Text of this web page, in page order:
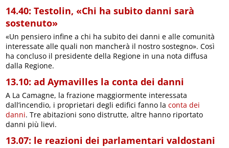
14.40: Testolin, «Chi ha subito danni sarà
sostenuto»
«Un pensiero infine a chi ha subito dei danni e alle comunità
interessate alle quali non mancherà il nostro sostegno». Così
ha concluso il presidente della Regione in una nota diffusa
dalla Regione.
13.10: ad Aymavilles la conta dei danni
A La Camagne, la frazione maggiormente interessata
dall’incendio, i proprietari degli edifici fanno laconta dei
danni. Tre abitazioni sono distrutte, altre hanno riportato
danni più lievi.
13.07: le reazioni dei parlamentari valdostani